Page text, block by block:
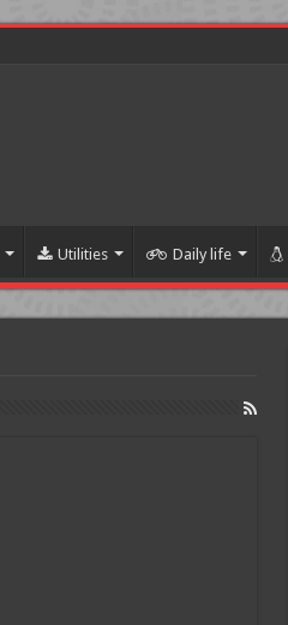
Utilities Daily life